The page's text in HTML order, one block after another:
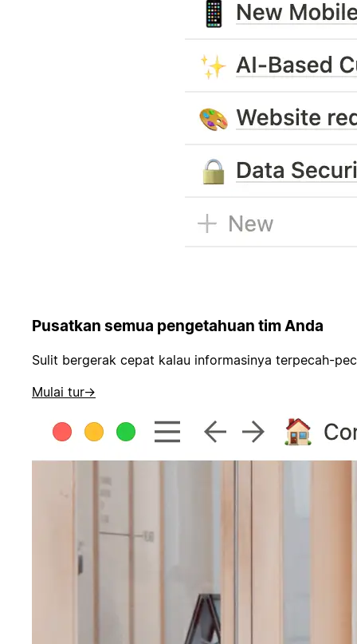
Pusatkan semua pengetahuan tim Anda
Sulit bergerak cepat kalau informasinya terpecah-
Mulai tur→